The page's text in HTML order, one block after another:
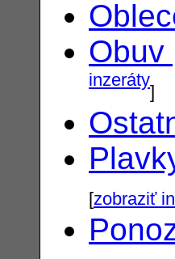
Obuv
inzeráty]
[zobraziť